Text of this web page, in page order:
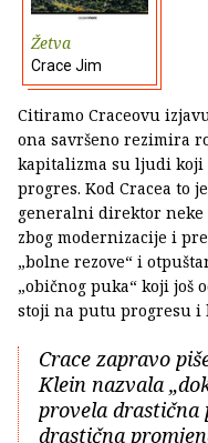
Žetva
Crace Jim
Citiramo Craceovu
ona savršeno rezimira
kapitalizma su ljudi koji
progres. Kod Cracea to
generalni direktor
zbog modernizacije i
„bolne rezove“ i
„običnog puka“ koji još
stoji na putu progresu i
Crace zapravo
Klein nazvala
provela drastična
drastična